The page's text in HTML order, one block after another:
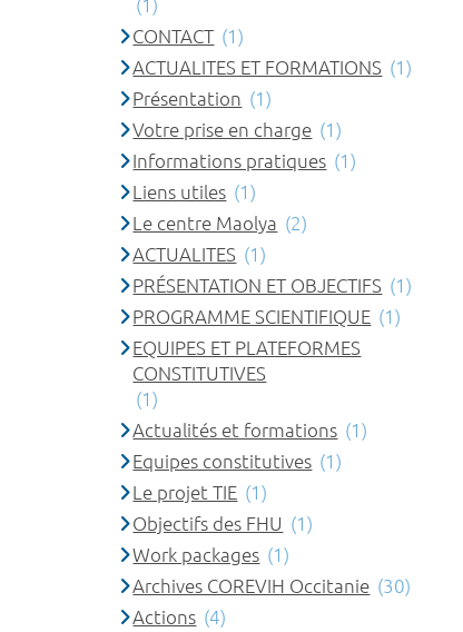
(1)
CONTACT (1)
ACTUALITES ET FORMATIONS (1)
Présentation (1)
Votre prise en charge (1)
Informations pratiques (1)
Liens utiles (1)
Le centre Maolya (2)
ACTUALITES (1)
PRÉSENTATION ET OBJECTIFS (1)
PROGRAMME SCIENTIFIQUE (1)
EQUIPES ET PLATEFORMES
CONSTITUTIVES
(1)
Actualités et formations (1)
Equipes constitutives (1)
Le projet TIE (1)
Objectifs des FHU (1)
Work packages (1)
Archives COREVIH Occitanie (30)
Actions (4)